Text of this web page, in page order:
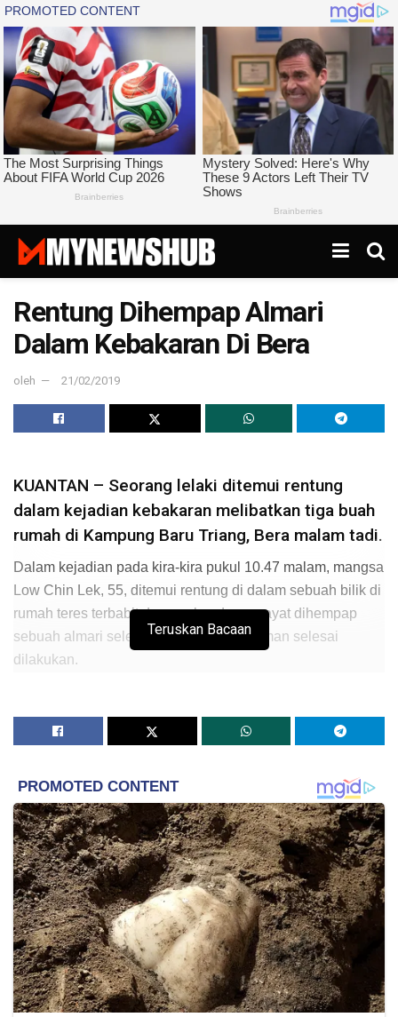
Rentung Dihempap Almari
Dalam Kebakaran Di Bera
oleh 21/02/2019
KUANTAN – Seorang lelaki ditemui rentung
dalam kejadian kebakaran melibatkan tiga buah
rumah di Kampung Baru Triang, Bera malam tadi.
Dalam kejadian pada kira-kira pukul 10.47 malam, mangsa
Low Chin Lek, 55, ditemui rentung di dalam sebuah bilik di
rumah teres terbabit dengan keadaan mayat dihempap
sebuah almari selepas operasi pemadaman selesai
dilakukan.
negeri Pahang, Nor Hisham Mohammad berkata, sebuah
jentera bomba bergegas ke lokasi kejadian sebaik sahaja
sebaik tiba mereka telah dimaklumkan terdapat dua
mangsa yang terperangkap di dalam salah sebuah rumah
terbabit.
“Operasi pemadaman segera dilakukan, bagaimanapun
api hanya dapat dikawal sepenuhnya kira-kira 11.41
malam berikutan kekangan tekanan air rendah dan
bekalan elektrik tidak dapat diputuskan,” katanya dalam
satu kenyataan media di sini hari ini.
Setelah pemeriksaan terhadap rumah terbabit dilakukan,
Teruskan Bacaan